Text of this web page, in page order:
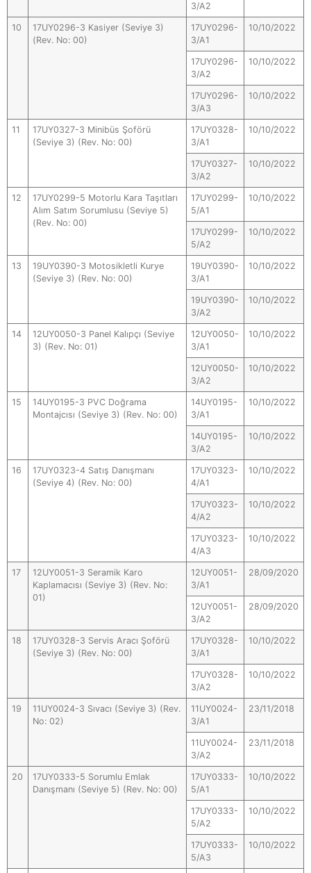
3/A2
10
17UY0296-3 Kasiyer (Seviye 3)
(Rev. No: 00)
17UY0296-
3/A1
10/10/2022
17UY0296-
3/A2
10/10/2022
17UY0296-
3/A3
10/10/2022
11
17UY0327-3 Minibüs Şoförü
(Seviye 3) (Rev. No: 00)
17UY0328-
3/A1
10/10/2022
17UY0327-
3/A2
10/10/2022
12
17UY0299-5 Motorlu Kara Taşıtları
Alım Satım Sorumlusu (Seviye 5)
(Rev. No: 00)
17UY0299-
5/A1
10/10/2022
17UY0299-
5/A2
10/10/2022
13
19UY0390-3 Motosikletli Kurye
(Seviye 3) (Rev. No: 00)
19UY0390-
3/A1
10/10/2022
19UY0390-
3/A2
10/10/2022
14
12UY0050-3 Panel Kalıpçı (Seviye
3) (Rev. No: 01)
12UY0050-
3/A1
10/10/2022
12UY0050-
3/A2
10/10/2022
15
14UY0195-3 PVC Doğrama
Montajcısı (Seviye 3) (Rev. No: 00)
14UY0195-
3/A1
10/10/2022
14UY0195-
3/A2
10/10/2022
16
17UY0323-4 Satış Danışmanı
(Seviye 4) (Rev. No: 00)
17UY0323-
4/A1
10/10/2022
17UY0323-
4/A2
10/10/2022
17UY0323-
4/A3
10/10/2022
17
12UY0051-3 Seramik Karo
Kaplamacısı (Seviye 3) (Rev. No:
01)
12UY0051-
3/A1
28/09/2020
12UY0051-
3/A2
28/09/2020
18
17UY0328-3 Servis Aracı Şoförü
(Seviye 3) (Rev. No: 00)
17UY0328-
3/A1
10/10/2022
17UY0328-
3/A2
10/10/2022
19
11UY0024-3 Sıvacı (Seviye 3) (Rev.
No: 02)
11UY0024-
3/A1
23/11/2018
11UY0024-
3/A2
23/11/2018
20
17UY0333-5 Sorumlu Emlak
Danışmanı (Seviye 5) (Rev. No: 00)
17UY0333-
5/A1
10/10/2022
17UY0333-
5/A2
10/10/2022
17UY0333-
5/A3
10/10/2022